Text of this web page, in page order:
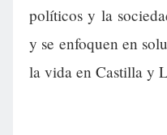
políticos y la
y se enfoquen en
la vida en Castilla y